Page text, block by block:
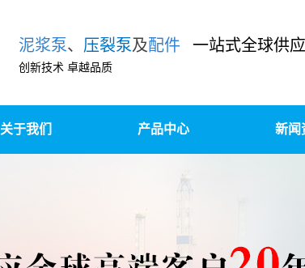
泥浆泵、 压裂泵及配件 一站式全球供
创新技术 卓越品质
关于我们 产品中心
高压锻造及精密铸造
新闻